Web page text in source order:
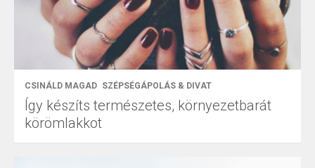
CSINÁLD MAGAD SZÉPSÉGÁPOLÁS & DIVAT
Így készíts természetes, környezetbarát
körömlakkot